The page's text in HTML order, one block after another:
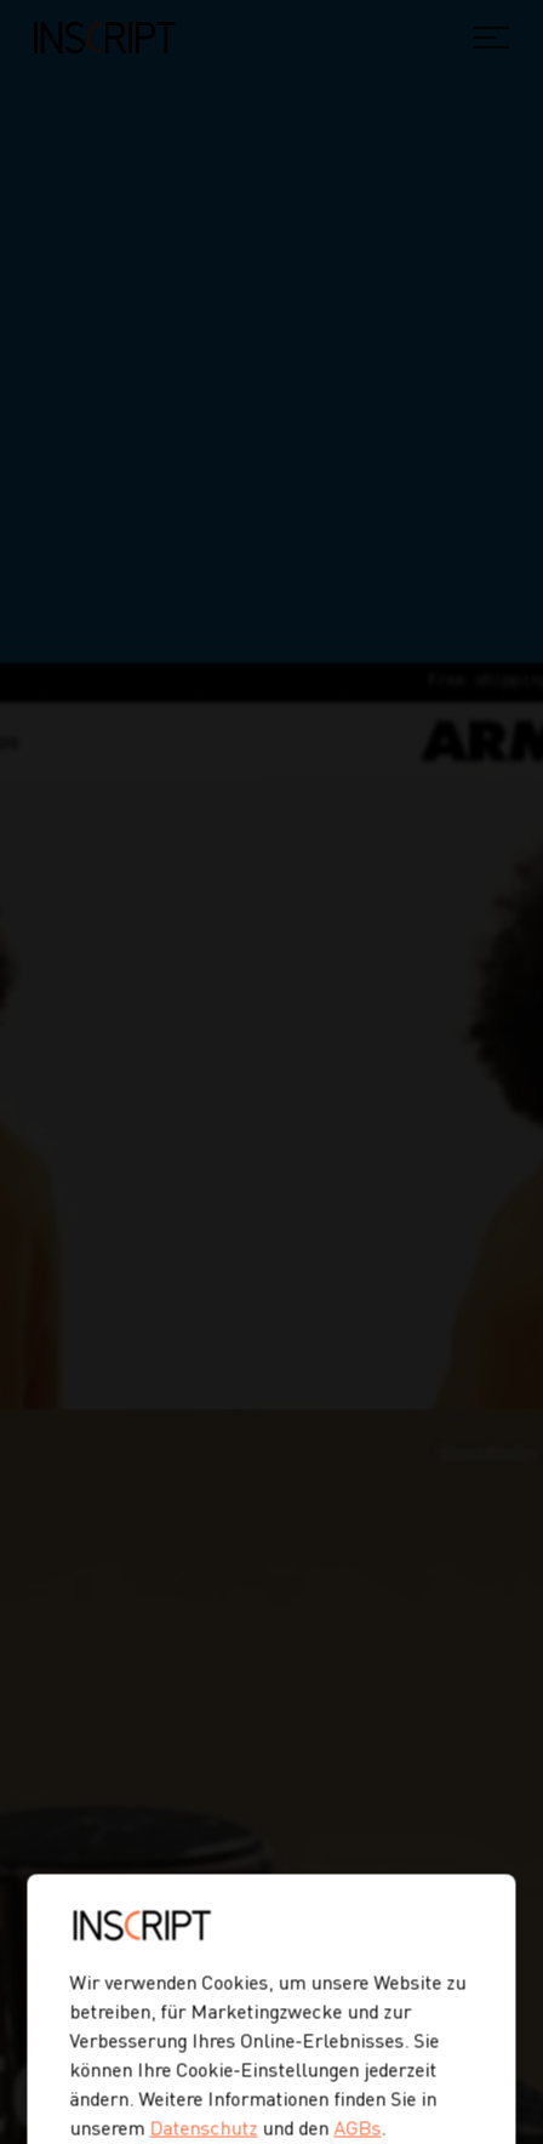
Wir verwenden Cookies, um unsere Website zu
betreiben, für Marketingzwecke und zur
Verbesserung Ihres Online-Erlebnisses. Sie
können Ihre Cookie-Einstellungen jederzeit
ändern. Weitere Informationen finden Sie in
unserem Datenschutz und denAGBs.